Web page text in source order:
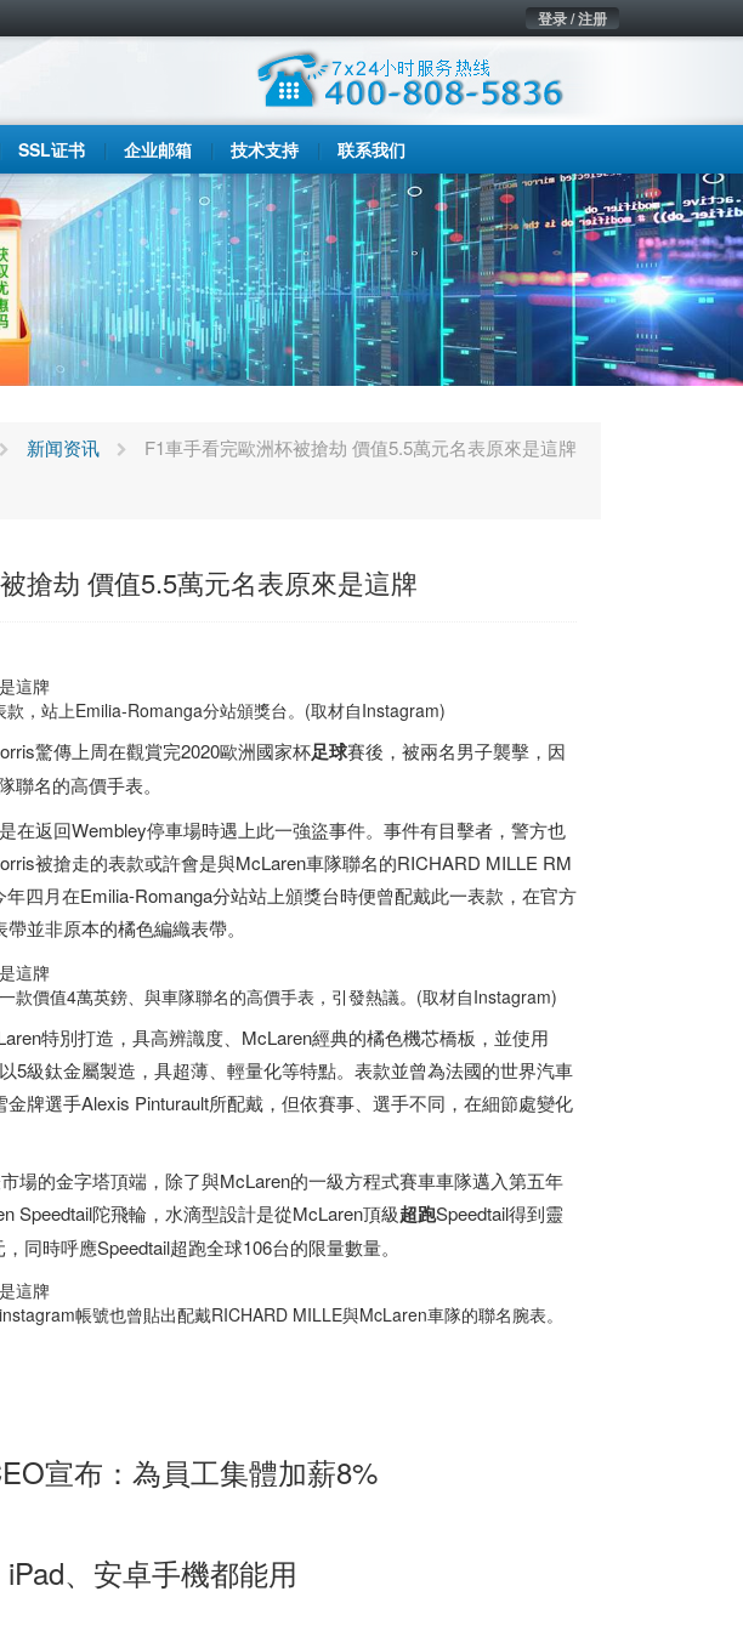
登录 / 注册
SSL证书 企业邮箱 技术支持 联系我们
新闻资讯 F1車手看完歐洲杯被搶劫 價值5.5萬元名表原來是這牌
搶劫 價值5.5萬元名表原來是這牌
，站上Emilia-Romanga分站頒獎台。(取材自Instagram)
驚傳上周在觀賞完2020歐洲國家杯足球賽後，被兩名男子襲擊，因
名的高價手表。
在返回Wembley停車場時遇上此一強盜事件。事件有目擊者，警方也
被搶走的表款或許會是與McLaren車隊聯名的RICHARD MILLE RM
四月在Emilia-Romanga分站站上頒獎台時便曾配戴此一表款，在官方
並非原本的橘色編織表帶。
款價值4萬英鎊、與車隊聯名的高價手表，引發熱議。(取材自Instagram)
特別打造，具高辨識度、McLaren經典的橘色機芯橋板，並使用
5級鈦金屬製造，具超薄、輕量化等特點。表款並曾為法國的世界汽車
牌選手Alexis Pinturault所配戴，但依賽事、選手不同，在細節處變化
場的金字塔頂端，除了與McLaren的一級方程式賽車車隊邁入第五年
Speedtail陀飛輪，水滴型設計是從McLaren頂級超跑Speedtail得到靈
同時呼應Speedtail超跑全球106台的限量數量。
帳號也曾貼出配戴RICHARD MILLE與McLaren車隊的聯名腕表。
宣布：為員工集體加薪8%
、安卓手機都能用